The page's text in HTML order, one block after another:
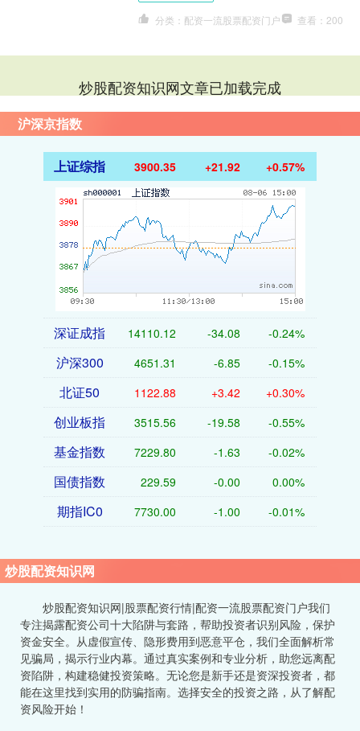
分类：配资一流股票配资门户 查看：200
炒股配资知识网文章已加载完成
沪深京指数
上证综指 3900.35 +21.92 +0.57%
深证成指 14110.12 -34.08 -0.24%
沪深300 4651.31 -6.85 -0.15%
北证50 1122.88 +3.42 +0.30%
创业板指 3515.56 -19.58 -0.55%
基金指数 7229.80 -1.63 -0.02%
国债指数 229.59 -0.00 0.00%
期指IC0 7730.00 -1.00 -0.01%
炒股配资知识网
炒股配资知识网|股票配资行情|配资一流股票配资门户我们
专注揭露配资公司十大陷阱与套路，帮助投资者识别风险，保护
资金安全。从虚假宣传、隐形费用到恶意平仓，我们全面解析常
见骗局，揭示行业内幕。通过真实案例和专业分析，助您远离配
资陷阱，构建稳健投资策略。无论您是新手还是资深投资者，都
能在这里找到实用的防骗指南。选择安全的投资之路，从了解配
资风险开始！